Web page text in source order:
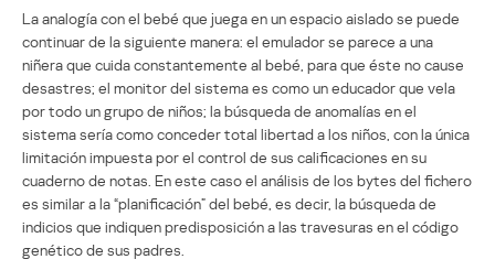
La analogía con el bebé que juega en un espacio aislado se puede
continuar de la siguiente manera: el emulador se parece a una
niñera que cuida constantemente al bebé, para que éste no cause
desastres; el monitor del sistema es como un educador que vela
por todo un grupo de niños; la búsqueda de anomalías en el
sistema sería como conceder total libertad a los niños, con la única
limitación impuesta por el control de sus calificaciones en su
cuaderno de notas. En este caso el análisis de los bytes del fichero
es similar a la “planificación” del bebé, es decir, la búsqueda de
indicios que indiquen predisposición a las travesuras en el código
genético de sus padres.